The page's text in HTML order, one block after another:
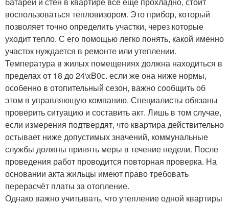
воспользоваться тепловизором. Это прибор, который
позволяет точно определить участки, через которые
уходит тепло. С его помощью легко понять, какой именно
участок нуждается в ремонте или утеплении.
Температура в жилых помещениях должна находиться в
пределах от 18 до 24\xB0с. если же она ниже нормы,
особенно в отопительный сезон, важно сообщить об
этом в управляющую компанию. Специалисты обязаны
проверить ситуацию и составить акт. Лишь в том случае,
если измерения подтвердят, что квартира действительно
остывает ниже допустимых значений, коммунальные
службы должны принять меры в течение недели. После
проведения работ проводится повторная проверка. На
основании акта жильцы имеют право требовать
перерасчёт платы за отопление.
Однако важно учитывать, что утепление одной квартиры